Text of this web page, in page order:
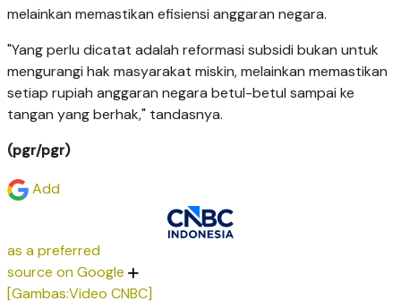
melainkan memastikan efisiensi anggaran negara.
"Yang perlu dicatat adalah reformasi subsidi bukan untuk
mengurangi hak masyarakat miskin, melainkan memastikan
setiap rupiah anggaran negara betul-betul sampai ke
tangan yang berhak," tandasnya.
(pgr/pgr)
Add
as a preferred
source on Google
[Gambas:Video CNBC]